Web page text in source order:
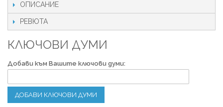
ОПИСАНИЕ
РЕВЮТА
КЛЮЧОВИ ДУМИ
Добави към Вашите ключови думи:
ДОБАВИ КЛЮЧОВИ ДУМИ